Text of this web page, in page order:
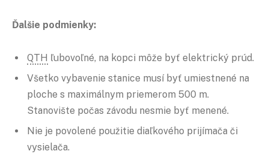
Ďalšie podmienky:
QTH ľubovoľné, na kopci môže byť elektrický prúd.
Všetko vybavenie stanice musí byť umiestnené na
ploche s maximálnym priemerom 500 m.
Stanovište počas závodu nesmie byť menené.
Nie je povolené použitie diaľkového prijímača či
vysielača.